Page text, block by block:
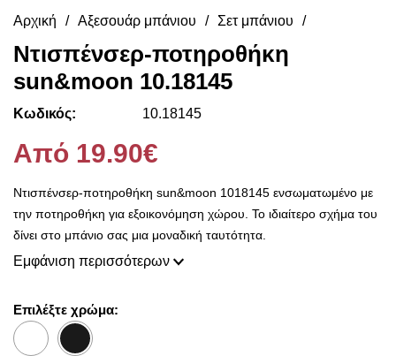
Αρχική Αξεσουάρ μπάνιου Σετ μπάνιου
Ντισπένσερ-ποτηροθήκη
sun&moon 10.18145
Κωδικός: 10.18145
Από 19.90€
Ντισπένσερ-ποτηροθήκη sun&moon 1018145 ενσωματωμένο με
την ποτηροθήκη για εξοικονόμηση χώρου. Το ιδιαίτερο σχήμα του
δίνει στο μπάνιο σας μια μοναδική ταυτότητα.
Εμφάνιση περισσότερων
Επιλέξτε χρώμα: